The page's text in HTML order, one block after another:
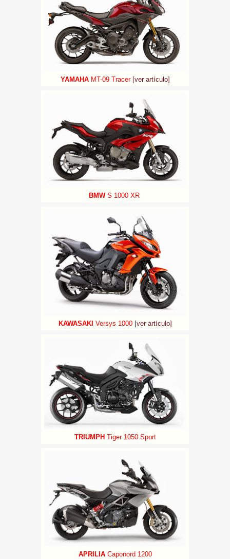
YAMAHAMT-09 Tracer [ver artículo]
BMWS 1000 XR
KAWASAKI Versys 1000[ver artículo]
TRIUMPH Tiger 1050 Sport
APRILIACaponord 1200